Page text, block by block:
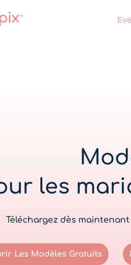
les
Téléchargez dès
Les Modèles Gratuits